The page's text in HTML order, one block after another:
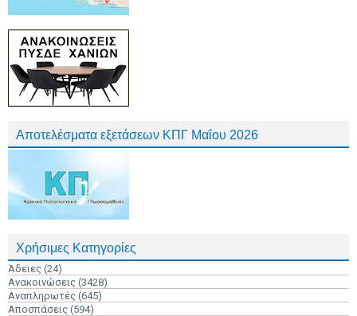
Αποτελέσματα εξετάσεων ΚΠΓ Μαΐου 2026
Χρήσιμες Κατηγορίες
Άδειες (24)
Ανακοινώσεις (3428)
Αναπληρωτές (645)
Αποσπάσεις (594)